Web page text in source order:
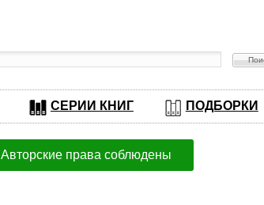
СЕРИИ КНИГ ПОДБОРКИ
Авторские права соблюдены